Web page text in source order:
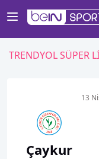
TRENDYOL SÜPER
Çaykur
13